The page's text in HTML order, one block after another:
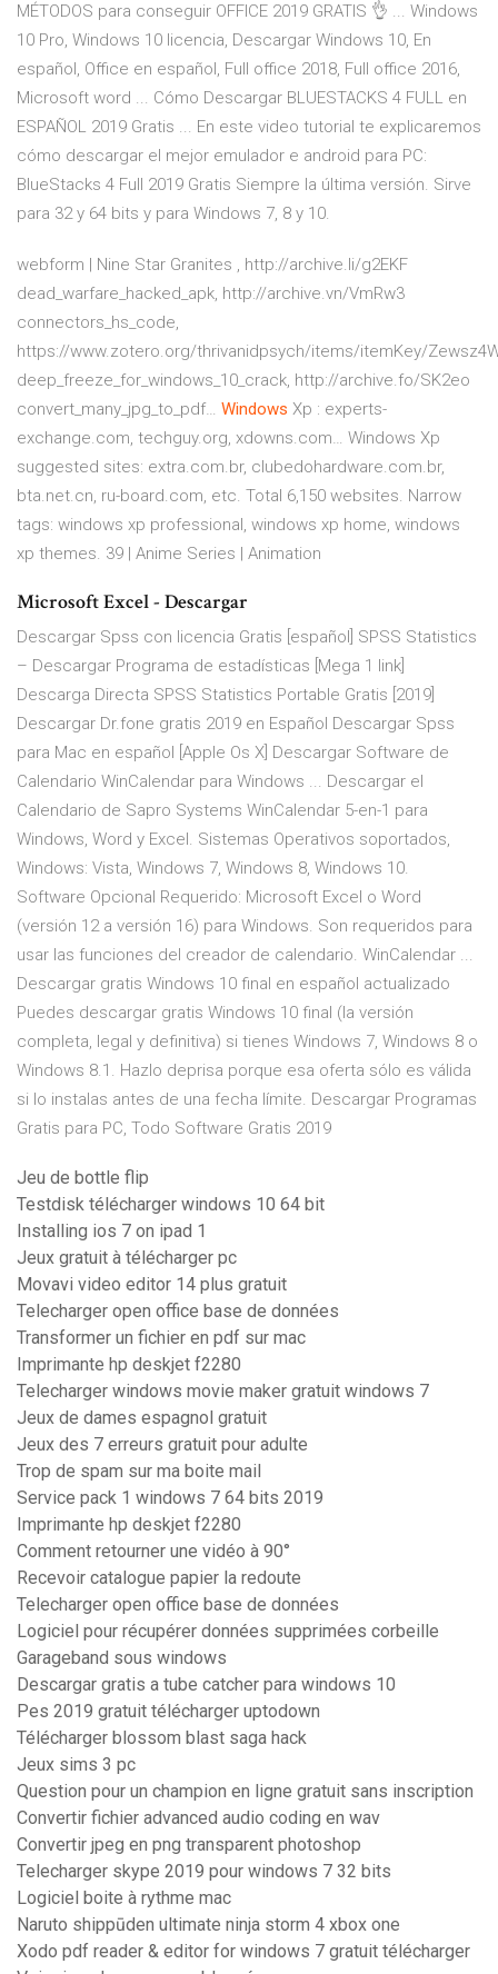
MÉTODOS para conseguir OFFICE 2019 GRATIS 👌 ... Windows
10 Pro, Windows 10 licencia, Descargar Windows 10, En
español, Office en español, Full office 2018, Full office 2016,
Microsoft word ... Cómo Descargar BLUESTACKS 4 FULL en
ESPAÑOL 2019 Gratis ... En este video tutorial te explicaremos
cómo descargar el mejor emulador e android para PC:
BlueStacks 4 Full 2019 Gratis Siempre la última versión. Sirve
para 32 y 64 bits y para Windows 7, 8 y 10.
webform | Nine Star Granites , http://archive.li/g2EKF
dead_warfare_hacked_apk, http://archive.vn/VmRw3
connectors_hs_code,
https://www.zotero.org/thrivanidpsych/items/itemKey/
deep_freeze_for_windows_10_crack, http://archive.fo/SK2eo
convert_many_jpg_to_pdf… Windows Xp : experts-
exchange.com, techguy.org, xdowns.com… Windows Xp
suggested sites: extra.com.br, clubedohardware.com.br,
bta.net.cn, ru-board.com, etc. Total 6,150 websites. Narrow
tags: windows xp professional, windows xp home, windows
xp themes. 39 | Anime Series | Animation
Microsoft Excel - Descargar
Descargar Spss con licencia Gratis [español] SPSS Statistics
– Descargar Programa de estadísticas [Mega 1 link]
Descarga Directa SPSS Statistics Portable Gratis [2019]
Descargar Dr.fone gratis 2019 en Español Descargar Spss
para Mac en español [Apple Os X] Descargar Software de
Calendario WinCalendar para Windows ... Descargar el
Calendario de Sapro Systems WinCalendar 5-en-1 para
Windows, Word y Excel. Sistemas Operativos soportados,
Windows: Vista, Windows 7, Windows 8, Windows 10.
Software Opcional Requerido: Microsoft Excel o Word
(versión 12 a versión 16) para Windows. Son requeridos para
usar las funciones del creador de calendario. WinCalendar ...
Descargar gratis Windows 10 final en español actualizado
Puedes descargar gratis Windows 10 final (la versión
completa, legal y definitiva) si tienes Windows 7, Windows 8 o
Windows 8.1. Hazlo deprisa porque esa oferta sólo es válida
si lo instalas antes de una fecha límite. Descargar Programas
Gratis para PC, Todo Software Gratis 2019
Jeu de bottle flip
Testdisk télécharger windows 10 64 bit
Installing ios 7 on ipad 1
Jeux gratuit à télécharger pc
Movavi video editor 14 plus gratuit
Telecharger open office base de données
Transformer un fichier en pdf sur mac
Imprimante hp deskjet f2280
Telecharger windows movie maker gratuit windows 7
Jeux de dames espagnol gratuit
Jeux des 7 erreurs gratuit pour adulte
Trop de spam sur ma boite mail
Service pack 1 windows 7 64 bits 2019
Imprimante hp deskjet f2280
Comment retourner une vidéo à 90°
Recevoir catalogue papier la redoute
Telecharger open office base de données
Logiciel pour récupérer données supprimées corbeille
Garageband sous windows
Descargar gratis a tube catcher para windows 10
Pes 2019 gratuit télécharger uptodown
Télécharger blossom blast saga hack
Jeux sims 3 pc
Question pour un champion en ligne gratuit sans inscription
Convertir fichier advanced audio coding en wav
Convertir jpeg en png transparent photoshop
Telecharger skype 2019 pour windows 7 32 bits
Logiciel boite à rythme mac
Naruto shippūden ultimate ninja storm 4 xbox one
Xodo pdf reader & editor for windows 7 gratuit télécharger